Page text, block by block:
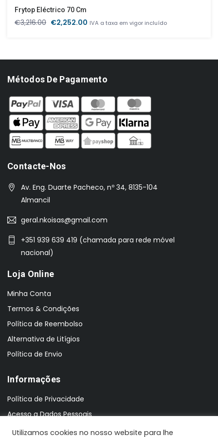
Frytop Eléctrico 70 Cm
€3,216.00 O
€2,252.00 O
IVA a taxa em vigor incluído
Métodos De Pagamento
Contacte-Nos
Av. Eng. Duarte Pacheco, nº 34, 8135-104
Almancil
geral.nkoisas@gmail.com
+351 939 639 419 (chamada para rede móvel
nacional)
Loja Online
Minha Conta
Termos & Condições
Política de Reembolso
Alternativa de Litígios
Política de Envio
Informações
Política de Privacidade
Acesso a Dados Pessoais
Utilizamos cookies no nosso website para lhe